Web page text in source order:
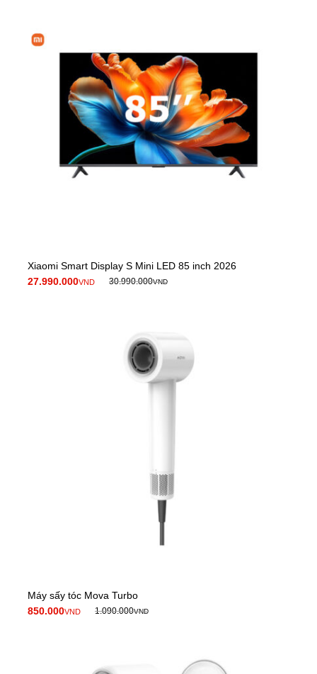
Xiaomi Smart Display S Mini LED 85 inch 2026
27.990.000VND 30.990.000VND
Máy sấy tóc Mova Turbo
850.000VND 1.090.000VND